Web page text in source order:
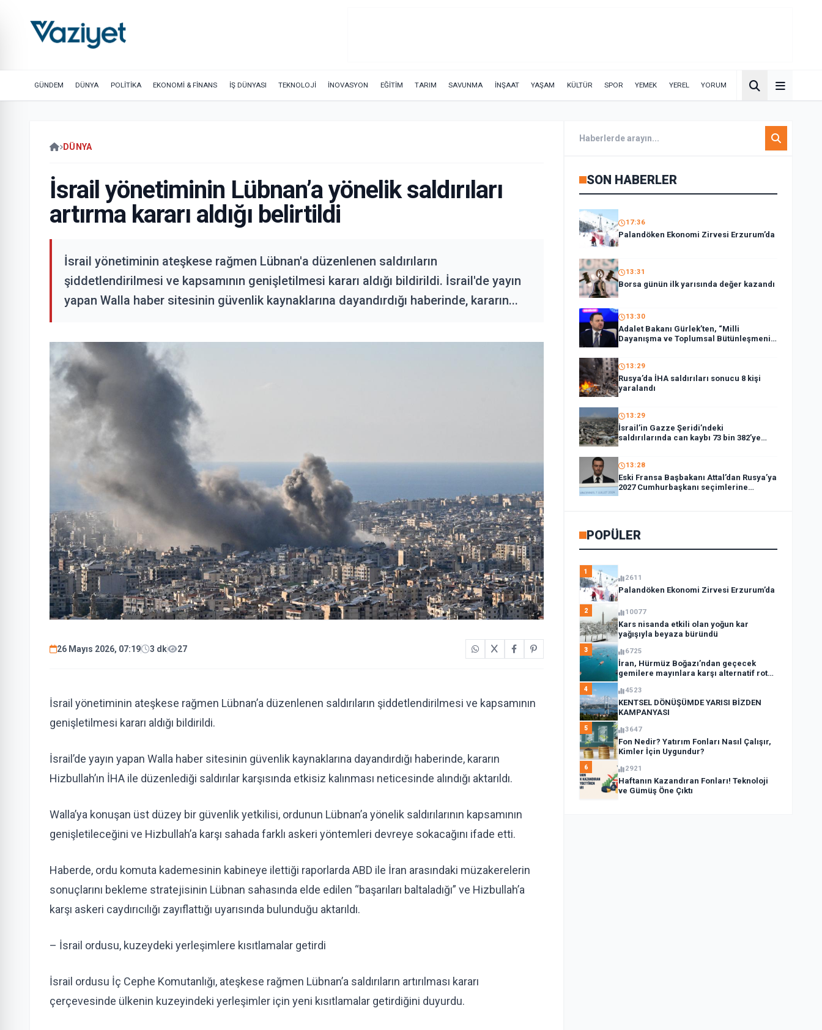
GÜNDEM DÜNYA POLİTİKA EKONOMİ & FİNANS İŞ DÜNYASI TEKNOLOJİ İNOVASYON EĞİTİM TARIM SAVUNMA İNŞAAT YAŞAM KÜLTÜR SPOR YEMEK YEREL YORUM
DÜNYA
İsrail yönetiminin Lübnan’a yönelik saldırıları
artırma kararı aldığı belirtildi
İsrail yönetiminin ateşkese rağmen Lübnan'a düzenlenen saldırıların
şiddetlendirilmesi ve kapsamının genişletilmesi kararı aldığı bildirildi. İsrail'de yayın
yapan Walla haber sitesinin güvenlik kaynaklarına dayandırdığı haberinde, kararın...
26 Mayıs 2026, 07:19 3 dk 27
İsrail yönetiminin ateşkese rağmen Lübnan’a düzenlenen saldırıların şiddetlendirilmesi ve kapsamının
genişletilmesi kararı aldığı bildirildi.
İsrail’de yayın yapan Walla haber sitesinin güvenlik kaynaklarına dayandırdığı haberinde, kararın
Hizbullah’ın İHA ile düzenlediği saldırılar karşısında etkisiz kalınması neticesinde alındığı aktarıldı.
Walla’ya konuşan üst düzey bir güvenlik yetkilisi, ordunun Lübnan’a yönelik saldırılarının kapsamının
genişletileceğini ve Hizbullah’a karşı sahada farklı askeri yöntemleri devreye sokacağını ifade etti.
Haberde, ordu komuta kademesinin kabineye ilettiği raporlarda ABD ile İran arasındaki müzakerelerin
sonuçlarını bekleme stratejisinin Lübnan sahasında elde edilen “başarıları baltaladığı” ve Hizbullah’a
karşı askeri caydırıcılığı zayıflattığı uyarısında bulunduğu aktarıldı.
– İsrail ordusu, kuzeydeki yerleşimlere kısıtlamalar getirdi
İsrail ordusu İç Cephe Komutanlığı, ateşkese rağmen Lübnan’a saldırıların artırılması kararı
çerçevesinde ülkenin kuzeyindeki yerleşimler için yeni kısıtlamalar getirdiğini duyurdu.
SON HABERLER
17:36
Palandöken Ekonomi Zirvesi Erzurum’da
13:31
Borsa günün ilk yarısında değer kazandı
13:30
Adalet Bakanı Gürlek’ten, “Milli
Dayanışma ve Toplumsal Bütünleşmenin
Güçlendirilmesi Kanun Teklifi”ne ilişkin
paylaşım:
13:29
Rusya’da İHA saldırıları sonucu 8 kişi
yaralandı
13:29
İsrail’in Gazze Şeridi’ndeki
saldırılarında can kaybı 73 bin 382’ye
yükseldi
13:28
Eski Fransa Başbakanı Attal’dan Rusya’ya
2027 Cumhurbaşkanı seçimlerine
müdahale suçlaması:
POPÜLER
1
2611
Palandöken Ekonomi Zirvesi Erzurum’da
2 10077
Kars nisanda etkili olan yoğun kar
yağışıyla beyaza büründü
3 6725
İran, Hürmüz Boğazı’ndan geçecek
gemilere mayınlara karşı alternatif rota
4 4523
KENTSEL DÖNÜŞÜMDE YARISI BİZDEN
KAMPANYASI
5 3647
Fon Nedir? Yatırım Fonları Nasıl Çalışır,
Kimler İçin Uygundur?
6 2921
Haftanın Kazandıran Fonları! Teknoloji
ve Gümüş Öne Çıktı